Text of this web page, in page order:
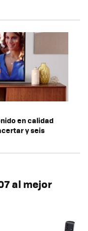
en calidad
y seis
al mejor